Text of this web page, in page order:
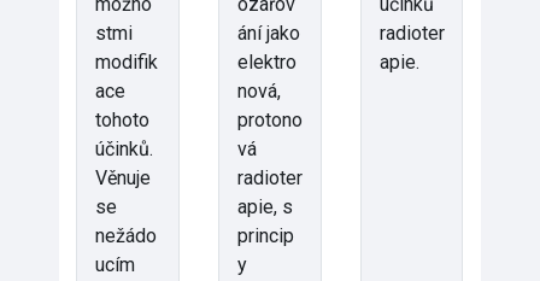
stmi
modifik
ace
tohoto
účinků.
Věnuje
se
nežádo
ucím
ání jako
elektro
nová,
protono
vá
radioter
apie, s
princip
y
radioter
apie.